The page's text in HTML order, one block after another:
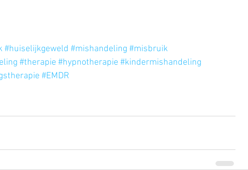
#huiselijkgeweld #mishandeling #misbruik
#therapie #hypnotherapie #kindermishandeling
#EMDR